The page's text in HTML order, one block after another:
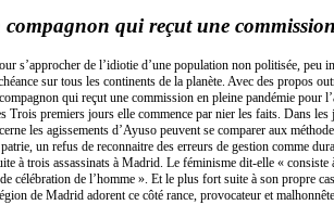
qui reçut une
s’approcher de l’idiotie d’une population non politisée,
sur tous les continents de la planète. Avec des propos
qui reçut une commission en pleine pandémie pour
Trois premiers jours elle commence par nier les faits. Dans
les agissements d’Ayuso peuvent se comparer aux
un refus de reconnaitre des erreurs de gestion comme
à trois assassinats à Madrid. Le féminisme dit-elle «
célébration de l’homme ». Et le plus fort suite à son propre
de Madrid adorent ce côté rance, provocateur et